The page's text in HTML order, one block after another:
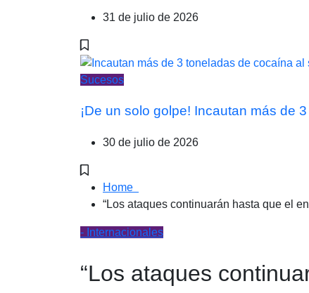
31 de julio de 2026
Sucesos
¡De un solo golpe! Incautan más de
30 de julio de 2026
Home
“Los ataques continuarán hasta que el
- Internacionales
“Los ataques